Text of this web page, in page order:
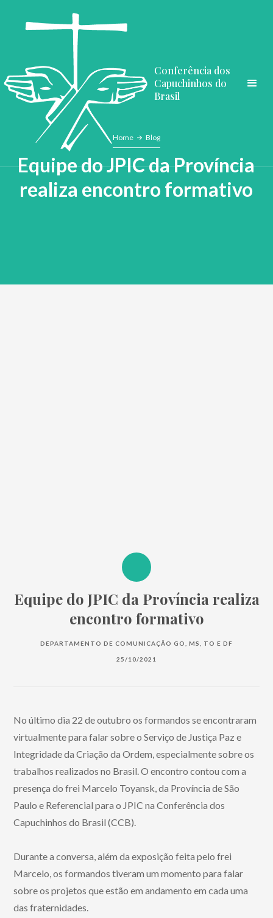
Conferência dos
Capuchinhos do
Brasil
Home Blog
Equipe do JPIC da Província
realiza encontro formativo
Equipe do JPIC da Província realiza
encontro formativo
DEPARTAMENTO DE COMUNICAÇÃO GO, MS, TO E DF
25/10/2021
No último dia 22 de outubro os formandos se encontraram
virtualmente para falar sobre o Serviço de Justiça Paz e
Integridade da Criação da Ordem, especialmente sobre os
trabalhos realizados no Brasil. O encontro contou com a
presença do frei Marcelo Toyansk, da Província de São
Paulo e Referencial para o JPIC na Conferência dos
Capuchinhos do Brasil (CCB).
Durante a conversa, além da exposição feita pelo frei
Marcelo, os formandos tiveram um momento para falar
sobre os projetos que estão em andamento em cada uma
das fraternidades.